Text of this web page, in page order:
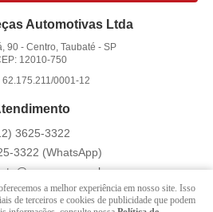
Automotivas Ltda
90 -Centro, Taubaté -SP
12010-750
62.175.211/0001-12
3625-3322
3322 (WhatsApp)
a melhor experiência em nosso site. Isso
de terceiros e cookies de publicidade que podem